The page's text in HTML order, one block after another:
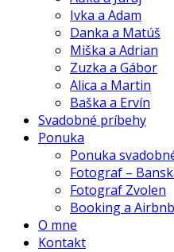
Ivka a Adam
Danka a Matúš
Miška a Adrian
Zuzka a Gábor
Alica a Martin
Baška a Ervín
Svadobné príbehy
Ponuka
Ponuka
Fotograf –
Fotograf Zvolen
Booking a
O mne
Kontakt